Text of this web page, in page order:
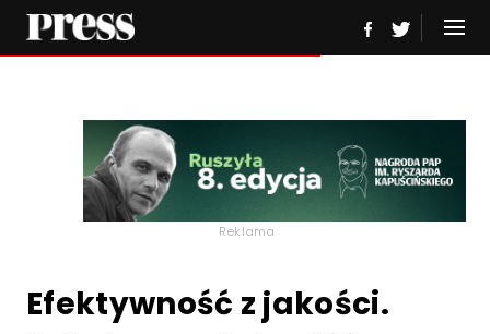
Reklama
Efektywność z jakości.